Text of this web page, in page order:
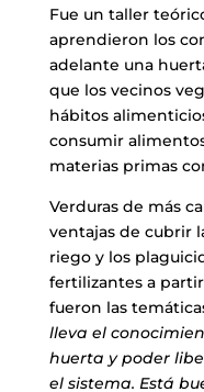
Fue un taller
aprendieron los
adelante una
que los vecinos
hábitos
consumir
materias primas
Verduras de más
ventajas de cubrir
riego y los
fertilizantes a
fueron las
lleva el
huerta y poder
el sistema. Está